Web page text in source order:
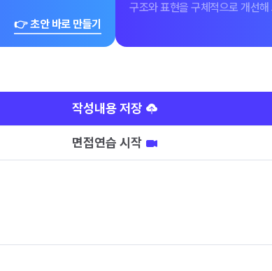
👉 초안 바로 만들기
구조와 표현을 구체적으로 개선해
작성내용 저장
면접연습 시작